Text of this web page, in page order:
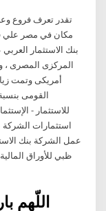
تقدر تعرف فروع
مكان في مصر علي
استثمارات الشركة
عمل الشركة بنك